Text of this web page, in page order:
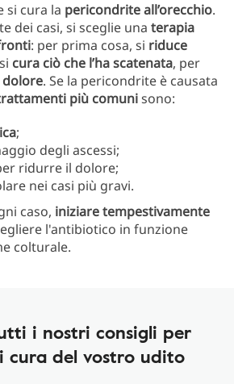
si cura la pericondrite all’orecchio.
dei casi, si sceglie una terapia
: per prima cosa, si riduce
cura ciò che l’ha scatenata, per
. Se la pericondrite è causata
più comunisono:
;
degli ascessi;
ridurre il dolore;
nei casi più gravi.
caso, iniziare tempestivamente
l'antibiotico in funzione
colturale.
i nostri consigli per
cura del vostro udito